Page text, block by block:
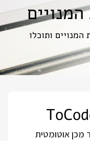
ותוכלו
מכן אוטומטית